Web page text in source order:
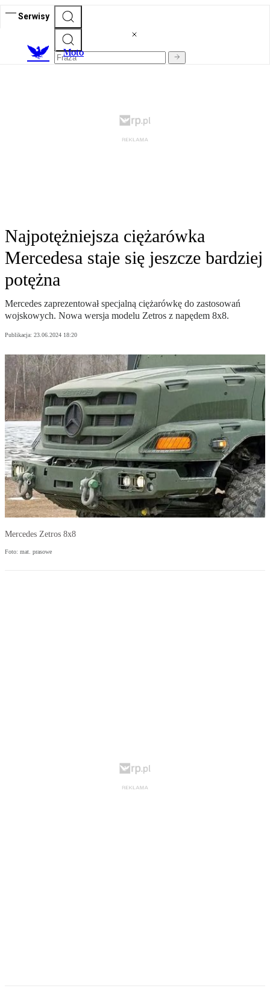
Serwisy
Moto
Najpotężniejsza ciężarówka
Mercedesa staje się jeszcze bardziej
potężna
Mercedes zaprezentował specjalną ciężarówkę do zastosowań
wojskowych. Nowa wersja modelu Zetros z napędem 8x8.
Publikacja: 23.06.2024 18:20
Mercedes Zetros 8x8
Foto: mat. prasowe